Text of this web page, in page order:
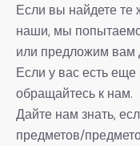
Если вы найдете те
наши, мы
или предложим вам
Если у вас есть
обращайтесь к нам.
Дайте нам знать,
предметов/